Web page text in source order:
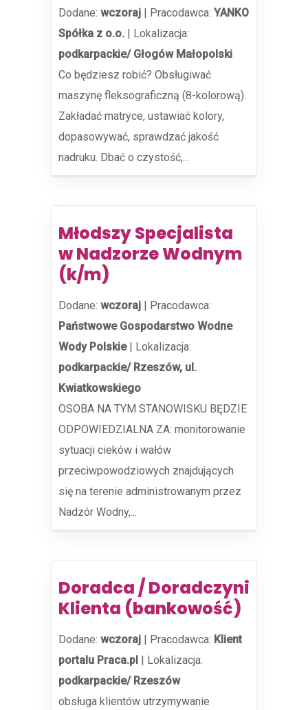
Dodane: wczoraj | Pracodawca: YANKO
Spółka z o.o. | Lokalizacja:
podkarpackie/ Głogów Małopolski
Co będziesz robić? Obsługiwać
maszynę fleksograficzną (8-kolorową).
Zakładać matryce, ustawiać kolory,
dopasowywać, sprawdzać jakość
nadruku. Dbać o czystość,...
Młodszy Specjalista
w Nadzorze Wodnym
(k/m)
Dodane: wczoraj | Pracodawca:
Państwowe Gospodarstwo Wodne
Wody Polskie| Lokalizacja:
podkarpackie/ Rzeszów, ul.
Kwiatkowskiego
OSOBA NA TYM STANOWISKU BĘDZIE
ODPOWIEDZIALNA ZA: monitorowanie
sytuacji cieków i wałów
przeciwpowodziowych znajdujących
się na terenie administrowanym przez
Nadzór Wodny,...
Doradca / Doradczyni
Klienta (bankowość)
Dodane: wczoraj | Pracodawca: Klient
portalu Praca.pl | Lokalizacja:
podkarpackie/ Rzeszów
obsługa klientów utrzymywanie